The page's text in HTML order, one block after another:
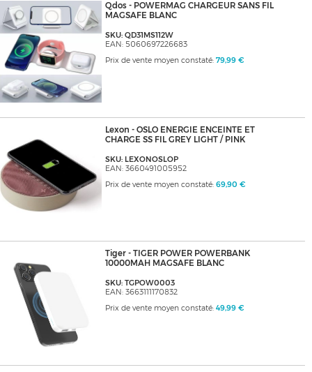
Qdos - POWERMAG CHARGEUR SANS FIL
MAGSAFE BLANC
SKU: QD31MS112W
EAN: 5060697226683
Prix de vente moyen constaté: 79,99 €
Lexon - OSLO ENERGIE ENCEINTE ET
CHARGE SS FIL GREY LIGHT / PINK
SKU: LEXONOSLOP
EAN: 3660491005952
Prix de vente moyen constaté: 69,90 €
Tiger - TIGER POWER POWERBANK
10000MAH MAGSAFE BLANC
SKU: TGPOW0003
EAN: 3663111170832
Prix de vente moyen constaté: 49,99 €